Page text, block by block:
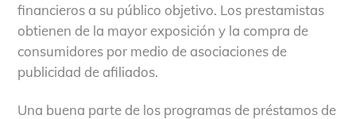
financieros a su público objetivo. Los prestamistas
obtienen de la mayor exposición y la compra de
consumidores por medio de asociaciones de
publicidad de afiliados.
Una buena parte de los programas de préstamos de